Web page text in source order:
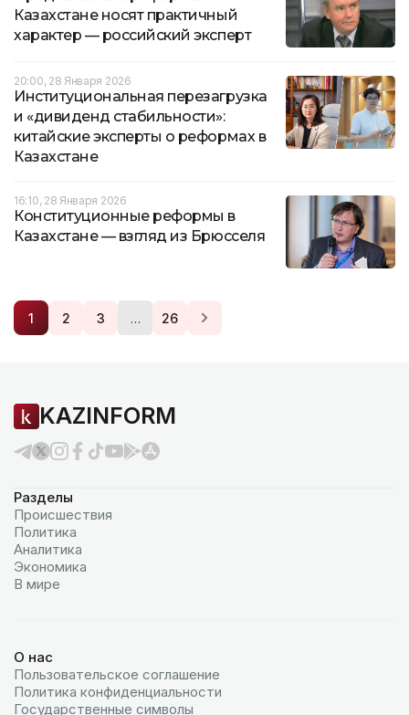
Казахстане носят практичный
характер — российский эксперт
20:00, 28 Января 2026
Институциональная перезагрузка
и «дивиденд стабильности»:
китайские эксперты о реформах в
Казахстане
16:10, 28 Января 2026
Конституционные реформы в
Казахстане — взгляд из Брюсселя
1 2 3 … 26
KAZINFORM
Разделы
Происшествия
Политика
Аналитика
Экономика
В мире
О нас
Пользовательское соглашение
Политика конфиденциальности
Государственные символы